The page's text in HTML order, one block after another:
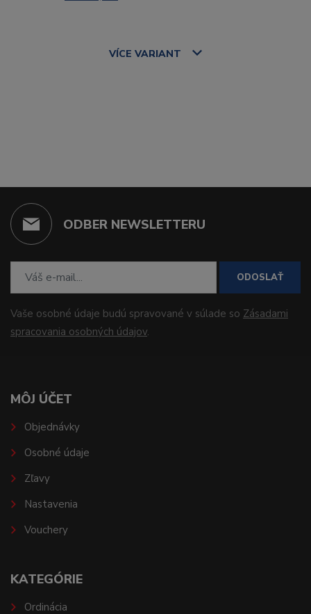
VÍCE VARIANT
ODBER NEWSLETTERU
ODOSLAŤ
Vaše osobné údaje budú spravované v súlade so Zásadami
spracovania osobných údajov.
MÔJ ÚČET
Objednávky
Osobné údaje
Zľavy
Nastavenia
Vouchery
KATEGÓRIE
Ordinácia